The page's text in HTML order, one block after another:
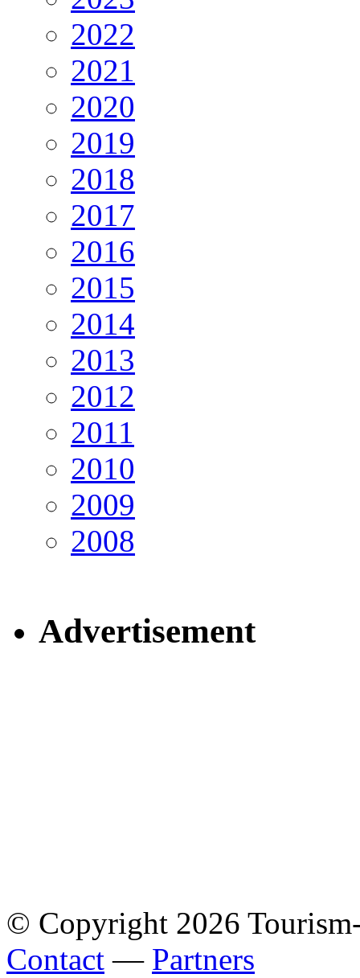
2022
2021
2020
2019
2018
2017
2016
2015
2014
2013
2012
2011
2010
2009
2008
Advertisement
© Copyright 2026
Contact — Partners